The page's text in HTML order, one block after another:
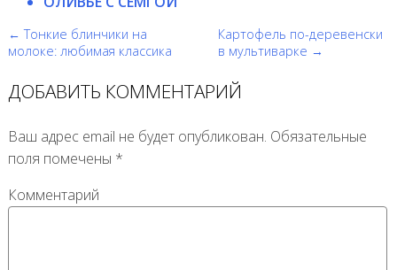
← Тонкие блинчики на
молоке: любимая классика
Картофель по-деревенски
в мультиварке →
ДОБАВИТЬ КОММЕНТАРИЙ
Ваш адрес email не будет опубликован. Обязательные
поля помечены *
Комментарий